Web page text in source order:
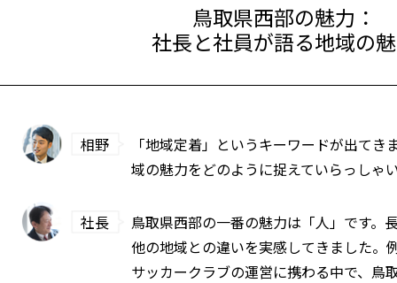
鳥取県西部の魅力：
社長と社員が語る地域の
相野
「地域定着」というキーワードが出てき
域の魅力をどのように捉えていらっしゃ
社長
鳥取県西部の一番の魅力は「人」です。
他の地域との違いを実感してきました。
サッカークラブの運営に携わる中で、鳥